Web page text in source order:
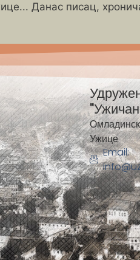
Данас писац,
Ужице
Email: